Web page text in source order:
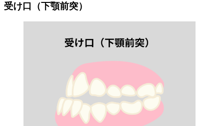
受け口（下顎前突）